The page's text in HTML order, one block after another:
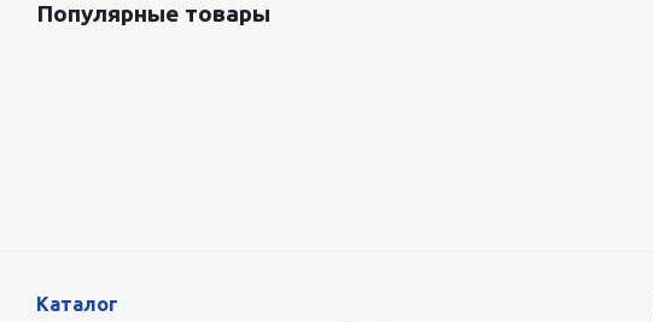
Популярные товары
Каталог